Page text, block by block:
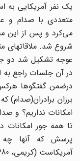
یک نفر آمریکایی به
متعددی با صدام و
می‌کرد و پس از این
شروع شد. ملاقاتهای
عوجه تشکیل شد دو
در آن جلسات راجع به
درضمن گفتگوها
برزان برادران(صدام)
امکانات نداریم؟ و
تا همه جور امکانات
پرسش که آنها چه
آمریکاست (کریمی، 1380: 42)